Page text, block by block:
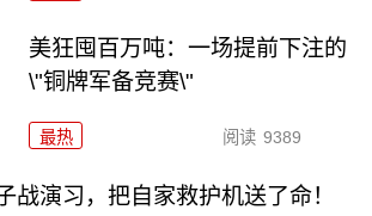
美狂囤百万吨：一场提前下注的
\"铜牌军备竞赛\"
最热 阅读 9389
战演习，把自家救护机送了命！